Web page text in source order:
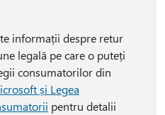
informații despre retur
legală pe care o puteți
consumatorilor din
și Legea
pentru detalii